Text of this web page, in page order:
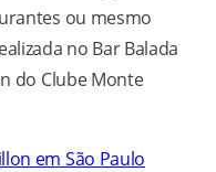
ou mesmo
no Bar Balada
do Clube Monte
em São Paulo